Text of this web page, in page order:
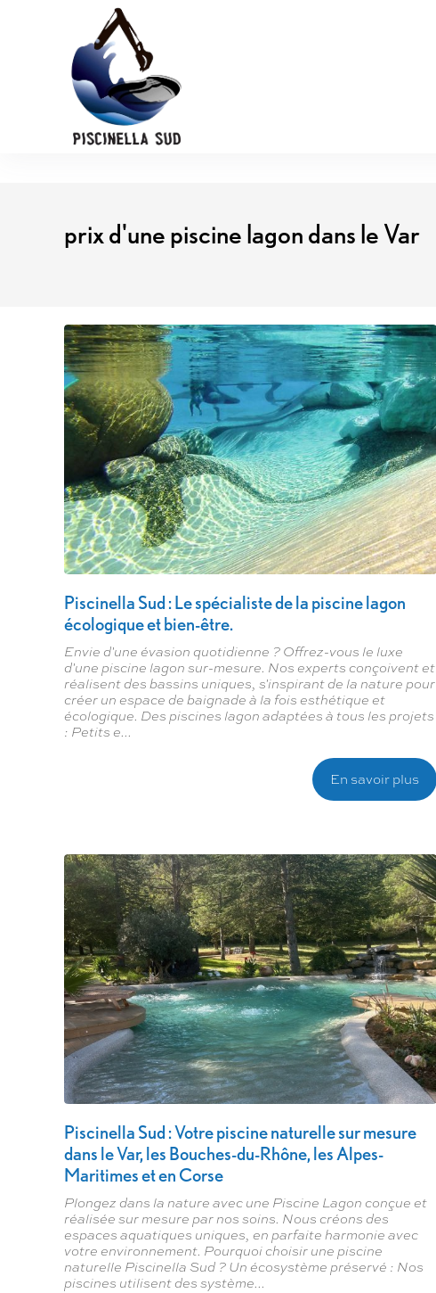
prix d'une piscine lagon dans le Var
Piscinella Sud : Le spécialiste de la piscine lagon
écologique et bien-être.
Envie d'une évasion quotidienne ? Offrez-vous le luxe
d'une piscine lagon sur-mesure. Nos experts conçoivent et
réalisent des bassins uniques, s'inspirant de la nature pour
créer un espace de baignade à la fois esthétique et
écologique. Des piscines lagon adaptées à tous les projets
: Petits e...
En savoir plus
Piscinella Sud : Votre piscine naturelle sur mesure
dans le Var, les Bouches-du-Rhône, les Alpes-
Maritimes et en Corse
Plongez dans la nature avec une Piscine Lagon conçue et
réalisée sur mesure par nos soins. Nous créons des
espaces aquatiques uniques, en parfaite harmonie avec
votre environnement. Pourquoi choisir une piscine
naturelle Piscinella Sud ? Un écosystème préservé : Nos
piscines utilisent des système...
Panneau de gestion des cookies